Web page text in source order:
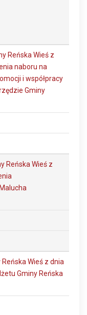
Reńska Wieś z
naboru na
i współpracy
Gminy
Reńska Wieś z
Wieś z dnia
Gminy Reńska